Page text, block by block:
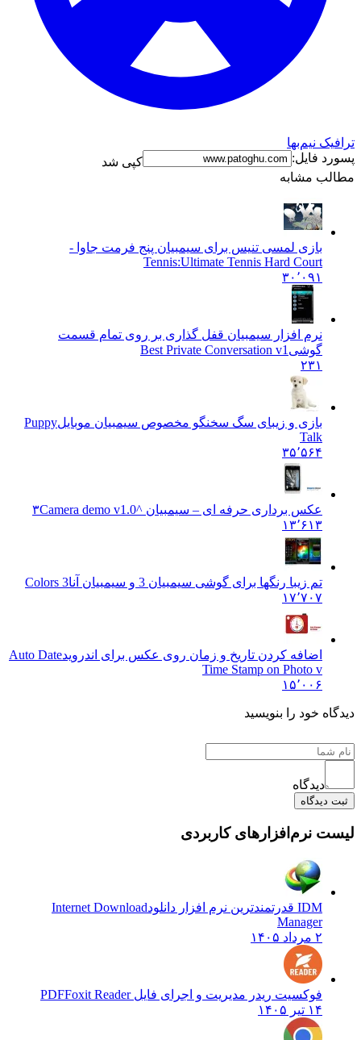
ترافیک نیم‌بها
پسورد فایل:
کپی شد
مطالب مشابه
بازی لمسی تنیس برای سیمبیان پنج فرمت جاوا -
Tennis:Ultimate Tennis Hard Court
۳۰٬۰۹۱
نرم افزار سیمبیان قفل گذاری بر روی تمام قسمت
گوشی Best Private Conversation v1
۲۳۱
بازی و زیبای سگ سخنگو مخصوص سیمبیان موبایلPuppy
Talk
۳۵٬۵۶۴
عکس برداری حرفه ای – سیمبیان ^۳Camera demo v1.0
۱۳٬۶۱۳
تم زیبا رنگها برای گوشی سیمبیان 3 و سیمبیان آنا
Colors 3
۱۷٬۷۰۷
اضافه کردن تاریخ و زمان روی عکس برای اندرویدAuto Date
Time Stamp on Photo v
۱۵٬۰۰۶
دیدگاه خود را بنویسید
دیدگاه
ثبت دیدگاه
لیست نرم‌افزارهای کاربردی
IDM قدرتمندترین نرم افزار دانلود
Internet Download
Manager
۲ مرداد ۱۴۰۵
فوکسیت ریدر مدیریت و اجرای فایل PDFFoxit Reader
۱۴ تیر ۱۴۰۵